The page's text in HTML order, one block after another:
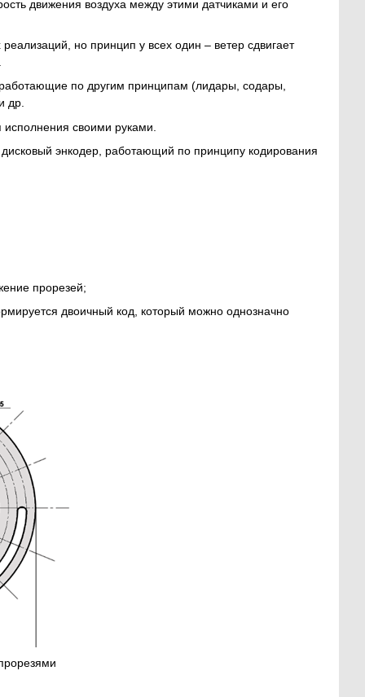
движения воздуха между этими датчиками и его
но принцип у всех один – ветер сдвигает
по другим принципам (лидары, содары,
др.
своими руками.
энкодер, работающий по принципу кодирования
прорезей;
двоичный код, который можно однозначно